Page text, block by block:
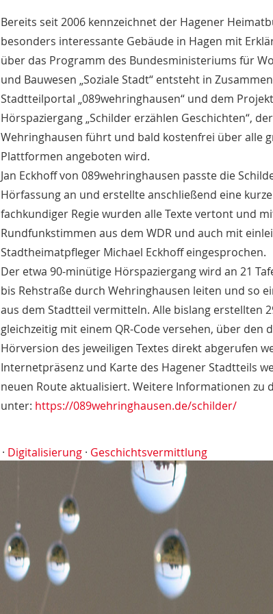
Bereits seit 2006 kennzeichnet der Hagener
besonders interessante Gebäude in Hagen mit
über das Programm des Bundesministeriums für
und Bauwesen „Soziale Stadt“ entsteht in
Stadtteilportal „089wehringhausen“ und dem
Hörspaziergang „Schilder erzählen Geschichten“,
Wehringhausen führt und bald kostenfrei über alle
Plattformen angeboten wird.
Jan Eckhoff von 089wehringhausen passte die
Hörfassung an und erstellte anschließend eine
fachkundiger Regie wurden alle Texte vertont und
Rundfunkstimmen aus dem WDR und auch mit
Stadtheimatpfleger Michael Eckhoff eingesprochen.
Der etwa 90-minütige Hörspaziergang wird an 21
bis Rehstraße durch Wehringhausen leiten und so
aus dem Stadtteil vermitteln. Alle bislang erstellten
gleichzeitig mit einem QR-Code versehen, über den
Hörversion des jeweiligen Textes direkt abgerufen
Internetpräsenz und Karte des Hagener Stadtteils
neuen Route aktualisiert. Weitere Informationen zu
unter: https://089wehringhausen.de/schilder/
· Digitalisierung · Geschichtsvermittlung